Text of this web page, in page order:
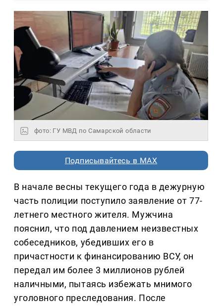
фото: ГУ МВД по Самарской области
Подписывайтесь в MAX
В начале весны текущего года в дежурную
часть полиции поступило заявление от 77-
летнего местного жителя. Мужчина
пояснил, что под давлением неизвестных
собеседников, убедивших его в
причастности к финансированию ВСУ, он
передал им более 3 миллионов рублей
наличными, пытаясь избежать мнимого
уголовного преследования. После